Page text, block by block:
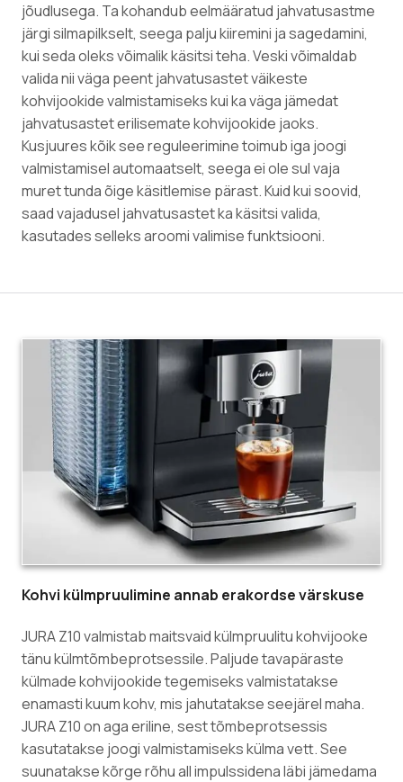
jõudlusega. Ta kohandub eelmääratud jahvatusastme
järgi silmapilkselt, seega palju kiiremini ja sagedamini,
kui seda oleks võimalik käsitsi teha. Veski võimaldab
valida nii väga peent jahvatusastet väikeste
kohvijookide valmistamiseks kui ka väga jämedat
jahvatusastet erilisemate kohvijookide jaoks.
Kusjuures kõik see reguleerimine toimub iga joogi
valmistamisel automaatselt, seega ei ole sul vaja
muret tunda õige käsitlemise pärast. Kuid kui soovid,
saad vajadusel jahvatusastet ka käsitsi valida,
kasutades selleks aroomi valimise funktsiooni.
Kohvi külmpruulimine annab erakordse värskuse
JURA Z10 valmistab maitsvaid külmpruulitu kohvijooke
tänu külmtõmbeprotsessile. Paljude tavapäraste
külmade kohvijookide tegemiseks valmistatakse
enamasti kuum kohv, mis jahutatakse seejärel maha.
JURA Z10 on aga eriline, sest tõmbeprotsessis
kasutatakse joogi valmistamiseks külma vett. See
suunatakse kõrge rõhu all impulssidena läbi jämedama